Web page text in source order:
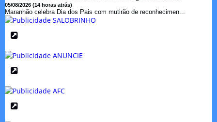
05/08/2026 (14 horas atrás)
Maranhão celebra Dia dos Pais com mutirão de reconhecimen...